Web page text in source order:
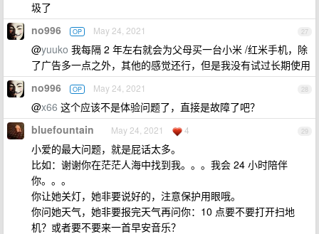
圾了
27
no996 OP May 24, 2021
@yuuko 我每隔 2 年左右就会为父母买一台小米 /红米手机，除
了广告多一点之外，其他的感觉还行，但是我没有试过长期使用
28
no996 OP May 24, 2021
@x66 这个应该不是体验问题了，直接是故障了吧？
29
bluefountain May 24, 2021 4
小爱的最大问题，就是屁话太多。
比如：谢谢你在茫茫人海中找到我。。。我会 24 小时陪伴
你。。。
你让她关灯，她非要说好的，注意保护用眼哦。
你问她天气，她非要报完天气再问你：10 点要不要打开扫地
机？或者要不要来一首早安音乐？